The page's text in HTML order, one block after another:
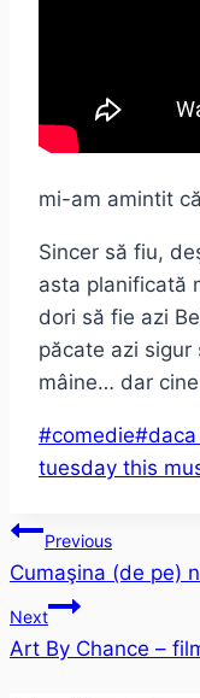
mi-am amintit
Sincer să fiu,
asta planificată
dori să fie azi
păcate azi
mâine… dar
Post
Tags:
#comedie#
tuesday this
Post
navigation
Previous
Cumaşina (de pe)
Next
Art By Chance –